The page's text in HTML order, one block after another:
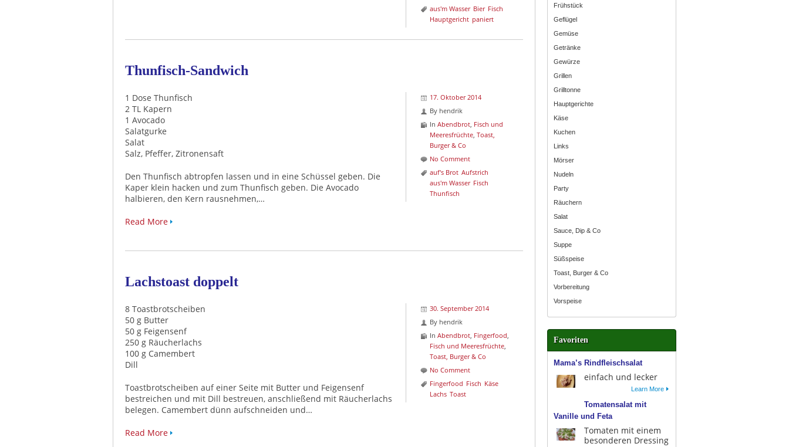
aus'm Wasser Bier Fisch
Hauptgericht paniert
Thunfisch-Sandwich
17. Oktober 2014
By hendrik
InAbendbrot Fisch und
Meeresfrüchte ,Toast,
Burger & Co
No Comment
auf's Brot Aufstrich
aus'm Wasser Fisch
Thunfisch
1 Dose Thunfisch
2 TL Kapern
1 Avocado
Salatgurke
Salat
Salz, Pfeffer, Zitronensaft
Den Thunfisch abtropfen lassen und in eine Schüssel geben. Die
Kaper klein hacken und zum Thunfisch geben. Die Avocado
halbieren, den Kern rausnehmen,…
Read More
Lachstoast doppelt
30. September 2014
By hendrik
InAbendbrot Fingerfood
Fisch und Meeresfrüchte
Toast, Burger & Co
No Comment
Fingerfood Fisch Käse
Lachs Toast
8 Toastbrotscheiben
50 g Butter
50 g Feigensenf
250 g Räucherlachs
100 g Camembert
Dill
Toastbrotscheiben auf einer Seite mit Butter und Feigensenf
bestreichen und mit Dill bestreuen, anschließend mit Räucherlachs
belegen. Camembert dünn aufschneiden und…
Read More
Frühstück
Geflügel
Gemüse
Getränke
Gewürze
Grillen
Grilltonne
Hauptgerichte
Käse
Kuchen
Links
Mörser
Nudeln
Party
Räuchern
Salat
Sauce, Dip & Co
Suppe
Süßspeise
Toast, Burger & Co
Vorbereitung
Vorspeise
Favoriten
Mama’s Rindfleischsalat
einfach und lecker
Learn More
Tomatensalat mit
Vanille und Feta
Tomaten mit einem
besonderen Dressing